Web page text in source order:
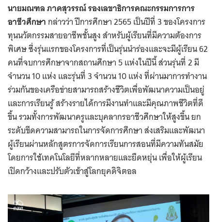
นายมณฑล ภาคสุวรรณ์ รองเลขาธิการคณะกรรมการการ
อาชีวศึกษากล่าวว่า ปีการศึกษา 2565 เป็นปีที่ 3 ของโครงการ
ทุนนวัตกรรมสายอาชีพชั้นสูง สําหรับผู้เรียนที่มีความต้องการ
พิเศษ ซึ่งรุ่นแรกของโครงการที่เป็นรุ่นนำร่องและจะมีผู้เรียน 62
คนที่จบการศึกษาจากสถานศึกษา 5 แห่งในปีนี้ ส่วนรุ่นที่ 2 มี
จำนวน 10 แห่ง และรุ่นที่ 3 จำนวน 10 แห่ง ที่ผ่านมาการทำงาน
ร่วมกันของเครือข่ายสามารถสร้างชีวิตเพื่อพัฒนาความเป็นอยู่
และการเรียนรู้ สร้างรายได้การมีงานทำและมีคุณภาพชีวิตที่ดี
ขึ้น รวมทั้งการพัฒนาครูและบุคลากรอาชีวศึกษาให้สูงขึ้น ยก
ระดับขีดความสามารถในการจัดการศึกษา ส่งเสริมและพัฒนา
ผู้เรียนผ่านหลักสูตรการจัดการเรียนการสอนที่มีความทันสมัย
โดยการใช้เทคโนโลยีที่หลากหลายและยืดหยุ่น เพื่อให้ผู้เรียน
เปิดกว้างและปรับตัวเข้าสู่โลกยุคดิจิตอล